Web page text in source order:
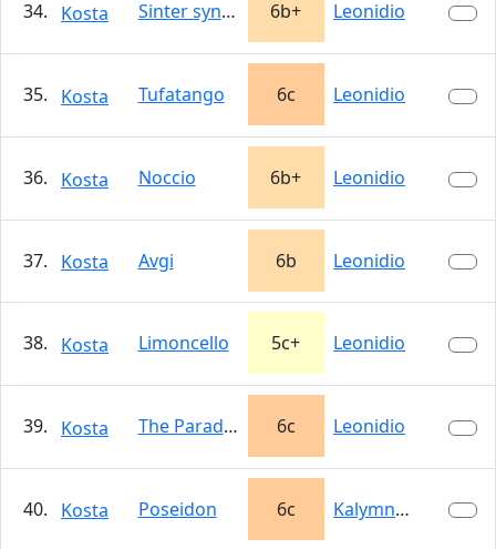
34. Kosta Sinter synphonie 6b+ Leonidio
35. Kosta Tufatango 6c Leonidio
36. Kosta Noccio 6b+ Leonidio
37. Kosta Avgi 6b Leonidio
38. Kosta Limoncello 5c+ Leonidio
39. Kosta The Paradox of our Age 6c Leonidio
40. Kosta Poseidon 6c Kalymnos